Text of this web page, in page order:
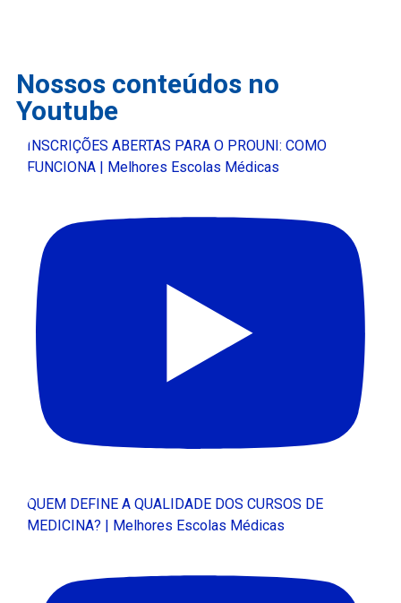
Nossos conteúdos no
Youtube
INSCRIÇÕES ABERTAS PARA O PROUNI: COMO
FUNCIONA | Melhores Escolas Médicas
QUEM DEFINE A QUALIDADE DOS CURSOS DE
MEDICINA? | Melhores Escolas Médicas